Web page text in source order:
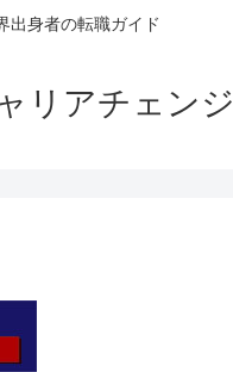
出身者の転職ガイド
リアチェンジ